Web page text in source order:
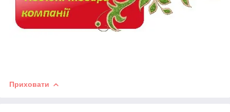
Приховати